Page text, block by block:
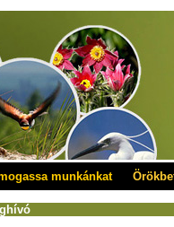
munkánkat